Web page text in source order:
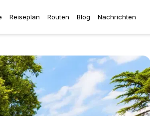
Reiseplan Routen Blog Nachrichten